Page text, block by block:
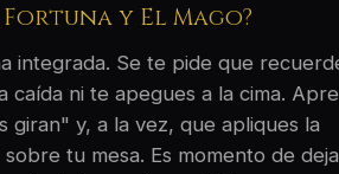
y El Mago?
integrada. Se te pide que
caída ni te apegues a la cima.
y, a la vez, que apliques la
tu mesa. Es momento de